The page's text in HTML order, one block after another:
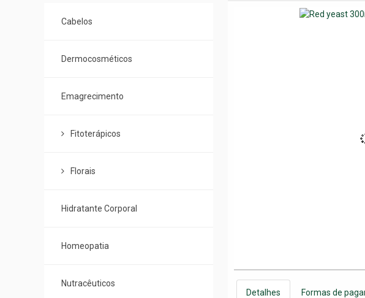
Categorias
Cabelos
Dermocosméticos
Emagrecimento
Fitoterápicos
Florais
Hidratante Corporal
Homeopatia
Nutracêuticos
Detalhes Formas de